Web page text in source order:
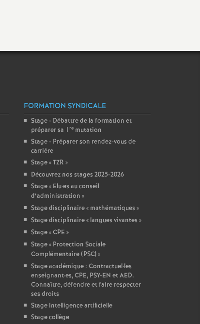
FORMATION SYNDICALE
Stage - Débattre de la formation et
préparer sa 1 remutation
Stage - Préparer son rendez-vous de
carrière
Stage «TZR »
Découvrez nos stages 2025-2026
Stage « Elu·es au conseil
d’administration »
Stage disciplinaire « mathématiques »
Stage disciplinaire « langues vivantes »
Stage «CPE »
Stage « Protection Sociale
Complémentaire (PSC)»
Stage académique : Contractuel·les
enseignant·es, CPE, PSY-EN et AED.
Connaître, défendre et faire respecter
ses droits
Stage Intelligence artificielle
Stage collège